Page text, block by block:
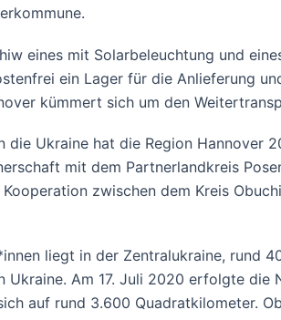
eines mit Solarbeleuchtung und
ein Lager für die Anlieferung
kümmert sich um den
Ukraine hat die Region Hannover
mit dem Partnerlandkreis
zwischen dem Kreis
liegt in der Zentralukraine, rund
Am 17. Juli 2020 erfolgte
auf rund 3.600 Quadratkilometer.